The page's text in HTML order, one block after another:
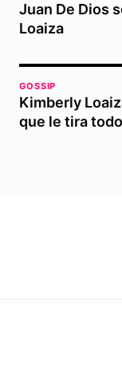
Juan De Dios
Loaiza
GOSSIP
Kimberly
que le tira